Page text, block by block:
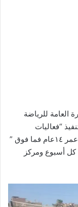
العامة للرياضة
“فعاليات
المشروع القومي لرياضة المرأة “للفتيات من عمر ١٤عام فما فوق ”
كل أسبوع ومركز